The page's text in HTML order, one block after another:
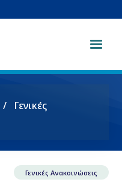
Γενικές
Γενικές Ανακοινώσεις